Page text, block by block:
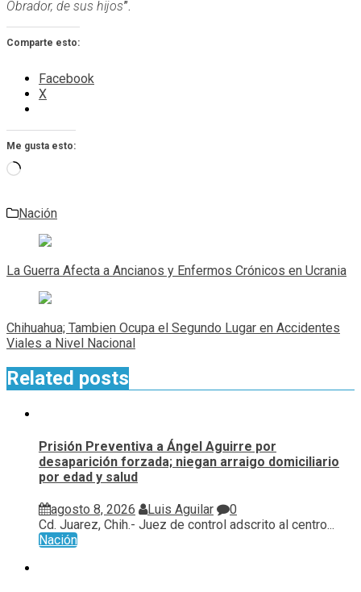
Obrador, de sus hijos”.
Comparte esto:
Facebook
X
Me gusta esto:
Cargando...
Nación
Navegación
de
entradas
La Guerra Afecta a Ancianos y Enfermos Crónicos en Ucrania
Chihuahua; Tambien Ocupa el Segundo Lugar en Accidentes
Viales a Nivel Nacional
Related posts
Prisión Preventiva a Ángel Aguirre por
desaparición forzada; niegan arraigo domiciliario
por edad y salud
agosto 8, 2026 Luis Aguilar
0
Cd. Juarez, Chih.- Juez de control adscrito al centro...
Nación